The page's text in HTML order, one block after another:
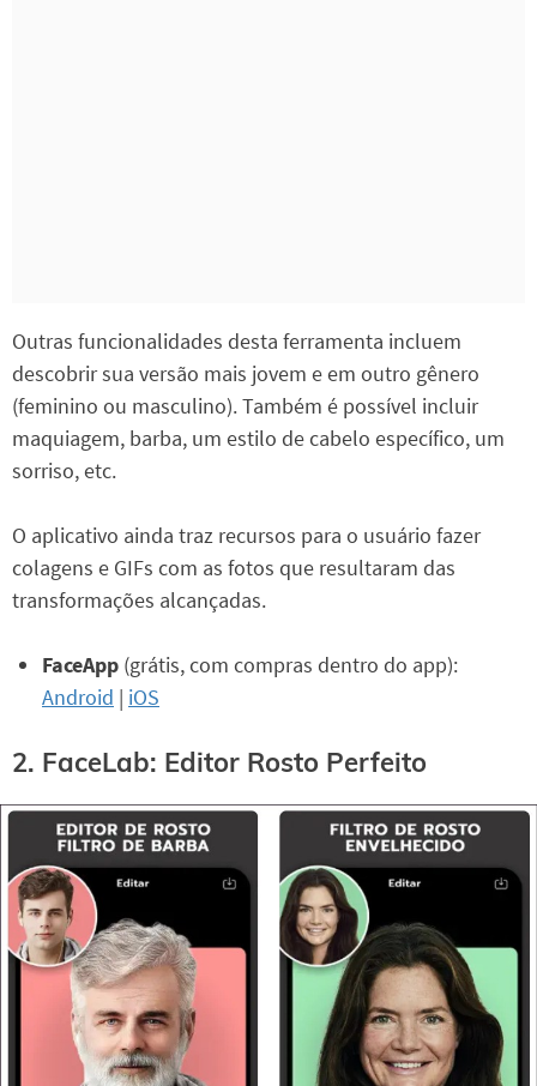
Outras funcionalidades desta ferramenta incluem
descobrir sua versão mais jovem e em outro gênero
(feminino ou masculino). Também é possível incluir
maquiagem, barba, um estilo de cabelo específico, um
sorriso, etc.
O aplicativo ainda traz recursos para o usuário fazer
colagens e GIFs com as fotos que resultaram das
transformações alcançadas.
FaceApp (grátis, com compras dentro do app):
Android | iOS
2. FaceLab: Editor Rosto Perfeito